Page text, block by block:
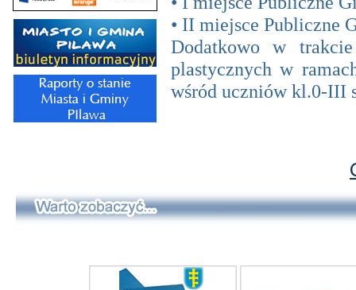
• II miejsce Publiczne
Dodatkowo w trakcie
plastycznych w
wśród uczniów kl.0-III